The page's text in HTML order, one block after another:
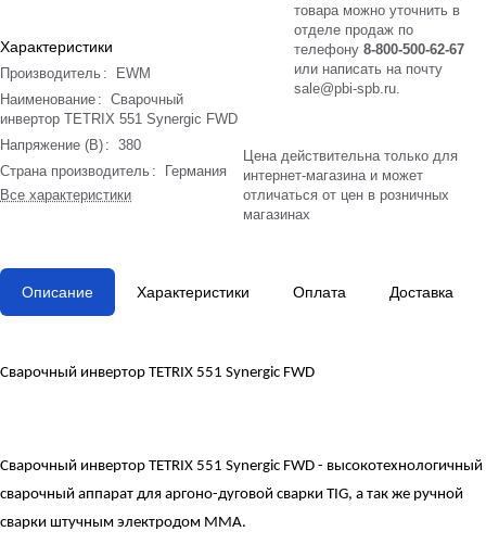
Характеристики
Производитель :
EWM
Наименование : Сварочный
инвертор TETRIX 551 Synergic FWD
Напряжение (В) : 380
Страна производитель :
Германия
Все характеристики
товара можно уточнить в
отделе продаж по
телефону 8-800-500-62-67
или написать на почту
sale@pbi-spb.ru.
Цена действительна только для
интернет-магазина и может
отличаться от цен в розничных
магазинах
Описание Характеристики Оплата Доставка
Сварочный инвертор TETRIX 551 Synergic FWD
Сварочный инвертор TETRIX 551 Synergic FWD - высокотехнологичный
сварочный аппарат для аргоно-дуговой сварки TIG, а так же ручной
сварки штучным электродом MMA.